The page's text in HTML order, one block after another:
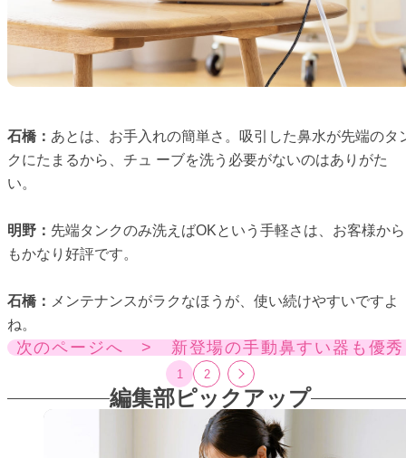
石橋： あとは、お手入れの簡単さ。吸引した鼻水が先端のタ
クにたまるから、チュ ーブを洗う必要がないのはありがた
い。
明野： 先端タンクのみ洗えばOKという手軽さは、お客様から
もかなり好評です。
石橋： メンテナンスがラクなほうが、使い続けやすいですよ
ね。
次のページへ > 新登場の手動鼻すい器も優秀
1 2
編集部ピックアップ